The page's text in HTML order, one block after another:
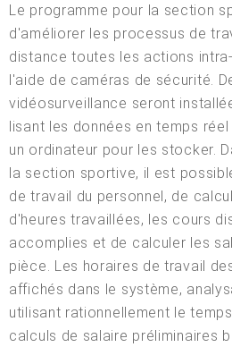
Le programme pour la section
d'améliorer les processus de
distance toutes les actions
l'aide de caméras de sécurité.
vidéosurveillance seront
lisant les données en temps
un ordinateur pour les stocker.
la section sportive, il est
de travail du personnel, de
d'heures travaillées, les cours
accomplies et de calculer les
pièce. Les horaires de travail
affichés dans le système,
utilisant rationnellement le
calculs de salaire préliminaires